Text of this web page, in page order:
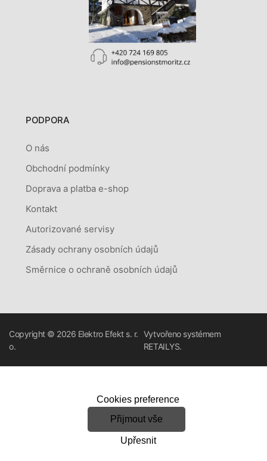
PODPORA
O nás
Obchodní podmínky
Doprava a platba e-shop
Kontakt
Autorizované servisy
Zásady ochrany osobních údajů
Směrnice o ochraně osobních údajů
Copyright © 2026 Elektro Efekt s. r.
o.
Vytvořeno systémem
RETAILYS.
Cookies preference
Přijmout vše
Upřesnit